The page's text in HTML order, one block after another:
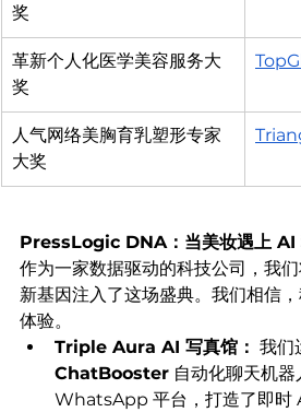
奖
革新个人化医学美容服务大
奖
人气网络美胸育乳塑形专家
大奖
PressLogic DNA：当美妆遇上 AI
作为一家数据驱动的科技公司，我
新基因注入了这场盛典。我们相信
体验。
Triple Aura AI 写真馆： 我们
ChatBooster 自动化聊天机
WhatsApp 平台，打造了即时